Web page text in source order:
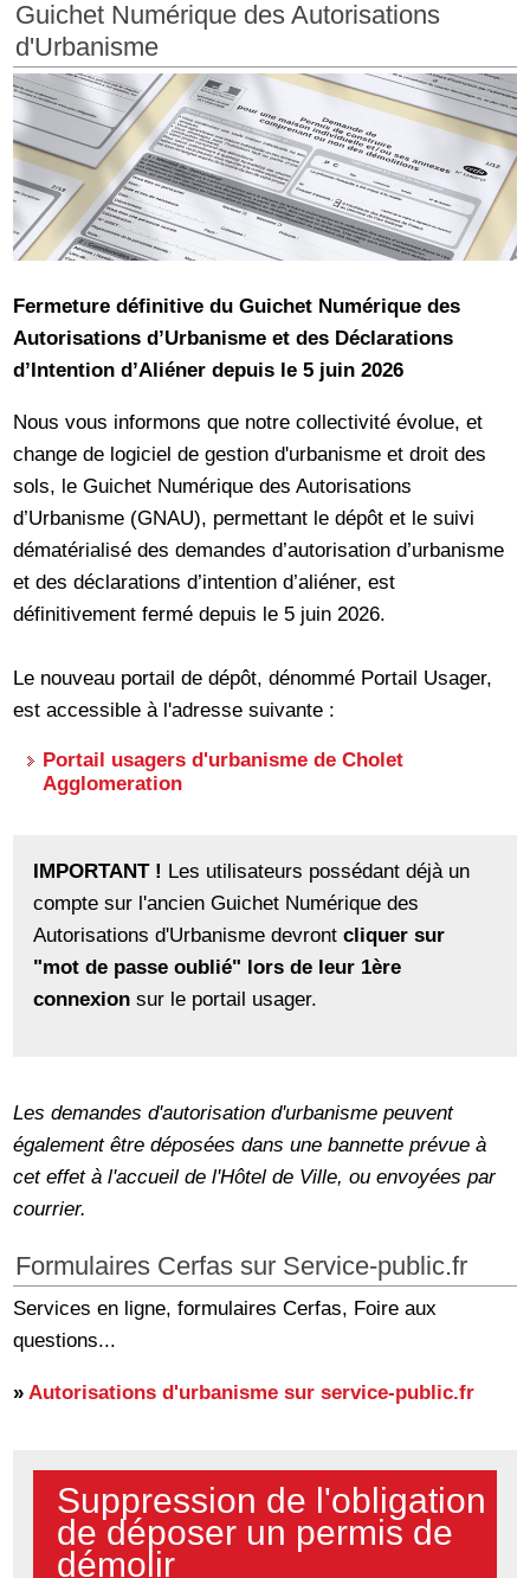
Guichet Numérique des Autorisations
d'Urbanisme
Fermeture définitive du Guichet Numérique des
Autorisations d’Urbanisme et des Déclarations
d’Intention d’Aliéner depuis le 5 juin 2026
Nous vous informons que notre collectivité évolue, et
change de logiciel de gestion d'urbanisme et droit des
sols, le Guichet Numérique des Autorisations
d’Urbanisme (GNAU), permettant le dépôt et le suivi
dématérialisé des demandes d’autorisation d’urbanisme
et des déclarations d’intention d’aliéner, est
définitivement fermé depuis le 5 juin 2026.
Le nouveau portail de dépôt, dénommé Portail Usager,
est accessible à l'adresse suivante :
Portail usagers d'urbanisme de Cholet
Agglomeration
IMPORTANT ! Les utilisateurs possédant déjà un
compte sur l'ancien Guichet Numérique des
Autorisations d'Urbanisme devrontcliquer sur
"mot de passe oublié" lors de leur 1ère
connexion sur le portail usager.
Les demandes d'autorisation d'urbanisme peuvent
également être déposées dans une bannette prévue à
cet effet à l'accueil de l'Hôtel de Ville, ou envoyées par
courrier.
Formulaires Cerfas sur Service-public.fr
Services en ligne, formulaires Cerfas, Foire aux
questions...
»Autorisations d'urbanisme sur service-public.fr
Suppression de l'obligation
de déposer un permis de
démolir